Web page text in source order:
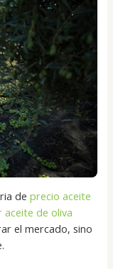
deprecio aceite
aceite de oliva
el mercado, sino